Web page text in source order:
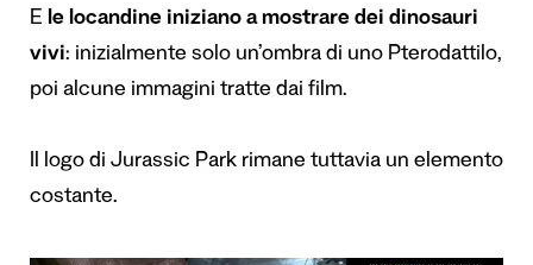
E le locandine iniziano a mostrare dei dinosauri
vivi: inizialmente solo un’ombra di uno Pterodattilo,
poi alcune immagini tratte dai film.
Il logo di Jurassic Park rimane tuttavia un elemento
costante.